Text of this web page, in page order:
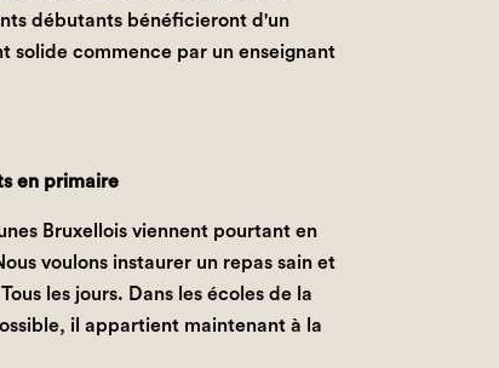
débutants bénéficieront d'un
solide commence par un enseignant
en primaire
Bruxellois viennent pourtant en
voulons instaurer un repas sain et
les jours. Dans les écoles de la
il appartient maintenant à la